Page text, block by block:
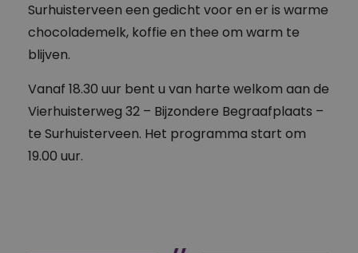
Surhuisterveen een gedicht voor en er is warme
chocolademelk, koffie en thee om warm te
blijven.
Vanaf 18.30 uur bent u van harte welkom aan de
Vierhuisterweg 32 – Bijzondere Begraafplaats –
te Surhuisterveen. Het programma start om
19.00 uur.